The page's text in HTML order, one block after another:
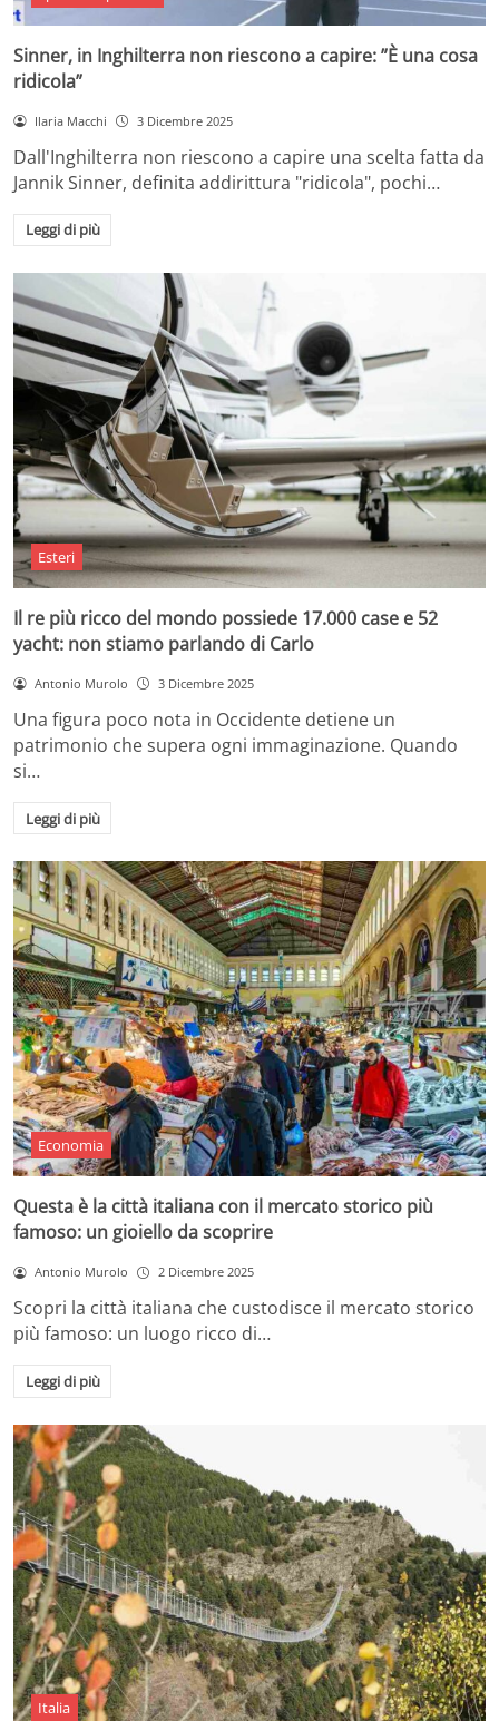
Sinner, in Inghilterra non riescono a capire: ”È una cosa
ridicola”
Ilaria Macchi 3 Dicembre 2025
Dall'Inghilterra non riescono a capire una scelta fatta da
Jannik Sinner, definita addirittura "ridicola", pochi…
Leggi di più
Esteri
Il re più ricco del mondo possiede 17.000 case e 52
yacht: non stiamo parlando di Carlo
Antonio Murolo 3 Dicembre 2025
Una figura poco nota in Occidente detiene un
patrimonio che supera ogni immaginazione. Quando
si…
Leggi di più
Economia
Questa è la città italiana con il mercato storico più
famoso: un gioiello da scoprire
Antonio Murolo 2 Dicembre 2025
Scopri la città italiana che custodisce il mercato storico
più famoso: un luogo ricco di…
Leggi di più
Italia